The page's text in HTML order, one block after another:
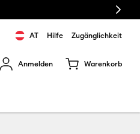
Next
AT Hilfe Zugänglichkeit
Anmelden Warenkorb